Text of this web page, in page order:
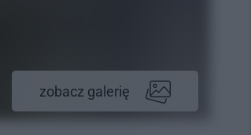
zobacz galerię